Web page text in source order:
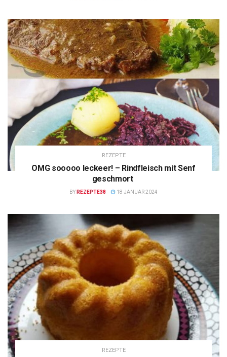
REZEPTE
OMG sooooo leckeer! – Rindfleisch mit Senf
geschmort
BY REZEPTE38 18 JANUAR 2024
REZEPTE